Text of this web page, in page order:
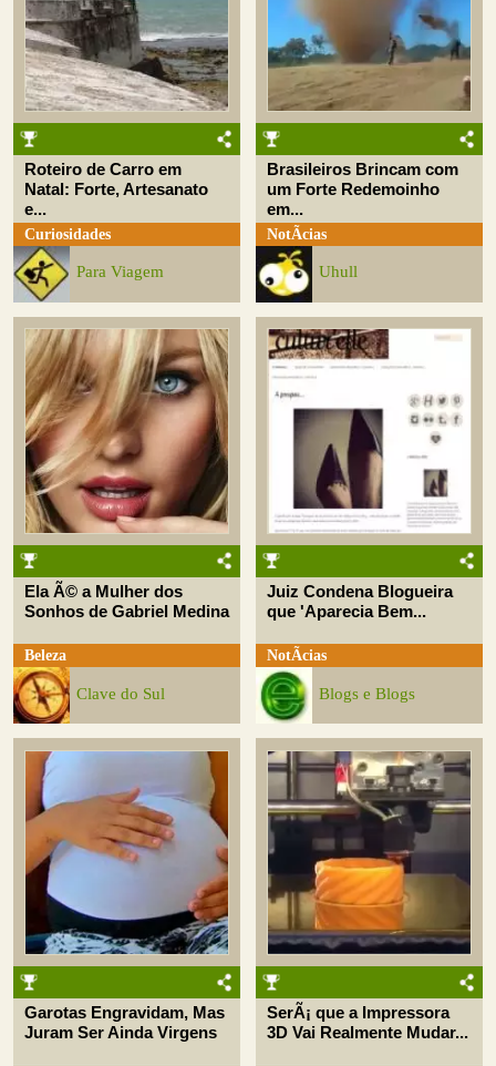
Roteiro de Carro em
Natal: Forte, Artesanato
e...
Curiosidades
Para Viagem
Brasileiros Brincam com
um Forte Redemoinho
em...
NotÃ­cias
Uhull
Ela Ã© a Mulher dos
Sonhos de Gabriel Medina
Beleza
Clave do Sul
Juiz Condena Blogueira
que 'Aparecia Bem...
NotÃ­cias
Blogs e Blogs
Garotas Engravidam, Mas
Juram Ser Ainda Virgens
SerÃ¡ que a Impressora
3D Vai Realmente Mudar...